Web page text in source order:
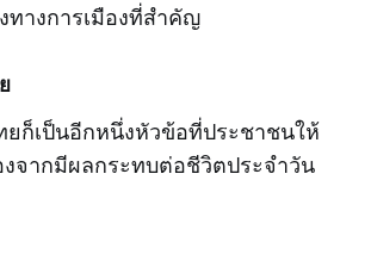
ทางการเมืองที่สำคัญ
ยก็เป็นอีกหนึ่งหัวข้อที่ประชาชนให้
งจากมีผลกระทบต่อชีวิตประจำวัน